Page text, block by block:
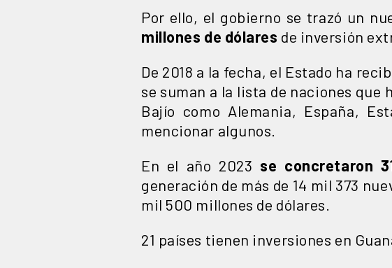
Por ello, el gobierno se trazó un
millones de dólares de inversión
De 2018 a la fecha, el Estado ha
se suman a la lista de naciones que
Bajío como Alemania, España,
mencionar algunos.
En el año 2023 se concretaron
generación de más de 14 mil 373
mil 500 millones de dólares.
21 países tienen inversiones en